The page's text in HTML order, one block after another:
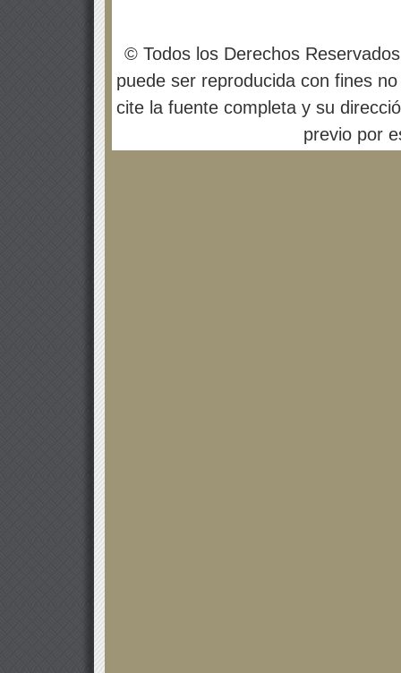
© Todos los Derechos
puede ser reproducida con fines
cite la fuente completa y su
previo por